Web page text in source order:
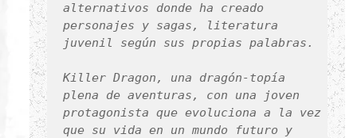
alternativos donde ha creado
personajes y sagas, literatura
juvenil según sus propias palabras.
Killer Dragon, una dragón-topía
plena de aventuras, con una joven
protagonista que evoluciona a la vez
que su vida en un mundo futuro y